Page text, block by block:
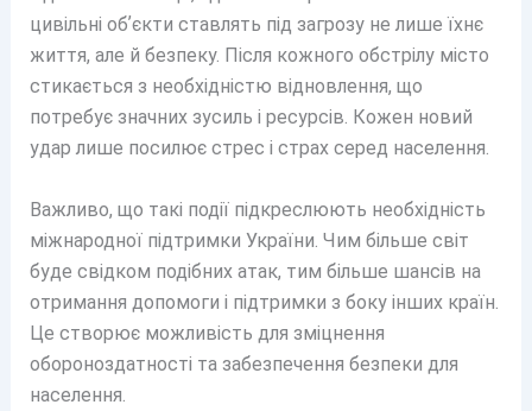
цивільні обʼєкти ставлять під загрозу не лише їхнє
життя, але й безпеку. Після кожного обстрілу місто
стикається з необхідністю відновлення, що
потребує значних зусиль і ресурсів. Кожен новий
удар лише посилює стрес і страх серед населення.
Важливо, що такі події підкреслюють необхідність
міжнародної підтримки України. Чим більше світ
буде свідком подібних атак, тим більше шансів на
отримання допомоги і підтримки з боку інших країн.
Це створює можливість для зміцнення
обороноздатності та забезпечення безпеки для
населення.